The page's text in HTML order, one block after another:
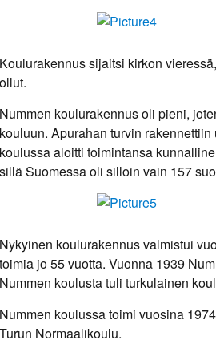
Koulurakennus sijaitsi kirkon
ollut.
Nummen koulurakennus oli pieni,
kouluun. Apurahan turvin
koulussa aloitti toimintansa
sillä Suomessa oli silloin vain 157
Nykyinen koulurakennus valmistui
toimia jo 55 vuotta. Vuonna 1939
Nummen koulusta tuli turkulainen
Nummen koulussa toimi vuosina
Turun Normaalikoulu.